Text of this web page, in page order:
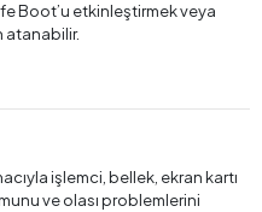
Boot’u etkinleştirmek veya
atanabilir.
işlemci, bellek, ekran kartı
ve olası problemlerini